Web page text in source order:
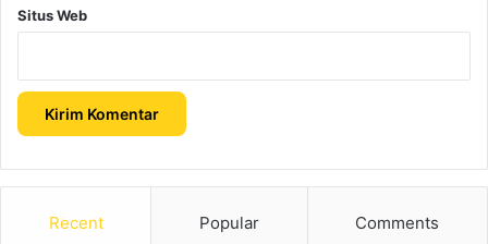
Situs Web
Recent Popular Comments